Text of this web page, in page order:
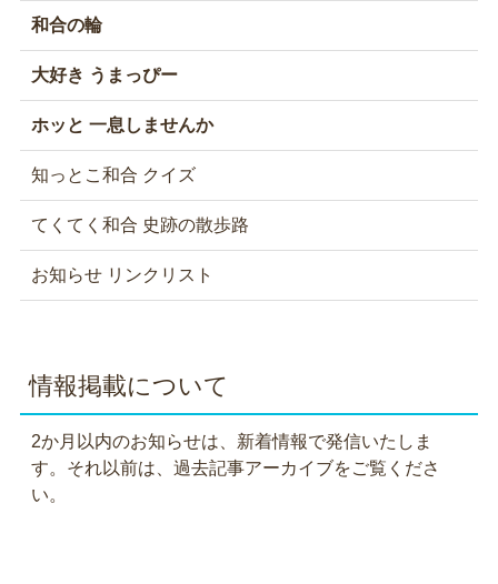
和合の輪
大好き うまっぴー
ホッと 一息しませんか
知っとこ和合 クイズ
てくてく和合 史跡の散歩路
お知らせ リンクリスト
情報掲載について
2か月以内のお知らせは、新着情報で発信いたしま
す。それ以前は、過去記事アーカイブをご覧くださ
い。